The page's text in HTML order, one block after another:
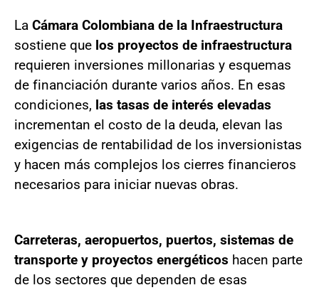
La Cámara Colombiana de la Infraestructura
sostiene que los proyectos de infraestructura
requieren inversiones millonarias y esquemas
de financiación durante varios años. En esas
condiciones, las tasas de interés elevadas
incrementan el costo de la deuda, elevan las
exigencias de rentabilidad de los inversionistas
y hacen más complejos los cierres financieros
necesarios para iniciar nuevas obras.
Carreteras, aeropuertos, puertos, sistemas de
transporte y proyectos energéticos hacen parte
de los sectores que dependen de esas